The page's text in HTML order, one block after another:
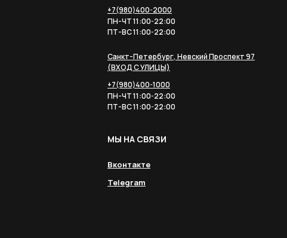
Санкт-Петербург, Невский Проспект 97
(ВХОД С УЛИЦЫ)
+7(980)400-1000
ПН-ЧТ 11:00-22:00
ПТ-ВС 11:00-22:00
+7(980)400-2000
ПН-ЧТ 11:00-22:00
ПТ-ВС 11:00-22:00
МЫ НА СВЯЗИ
Вконтакте
Telegram